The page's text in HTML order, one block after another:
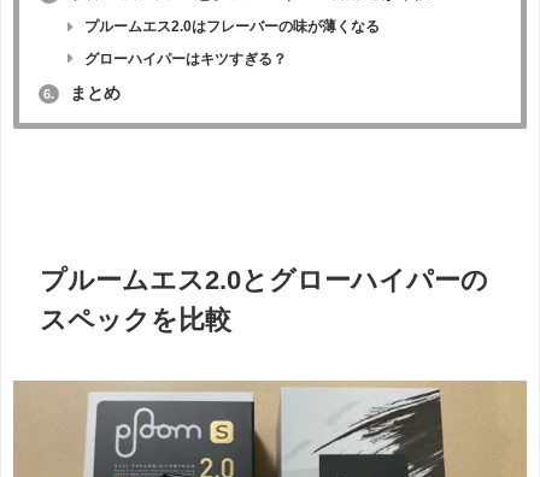
プルームエス2.0はフレーバーの味が薄くなる
グローハイパーはキツすぎる？
6. まとめ
プルームエス2.0とグローハイパーの
スペックを比較